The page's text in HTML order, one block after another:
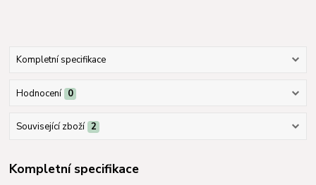
Kompletní specifikace
Hodnocení 0
Související zboží 2
Kompletní specifikace